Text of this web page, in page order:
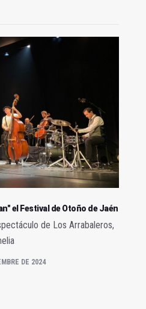
el Festival de Otoño de Jaén
de Los Arrabaleros,
DE 2024